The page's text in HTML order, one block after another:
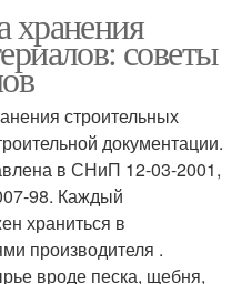
хранения
хранения
советы
строительных
документации.
в СНиП 12-03-2001,
98. Каждый
храниться в
производителя .
вроде песка, щебня,